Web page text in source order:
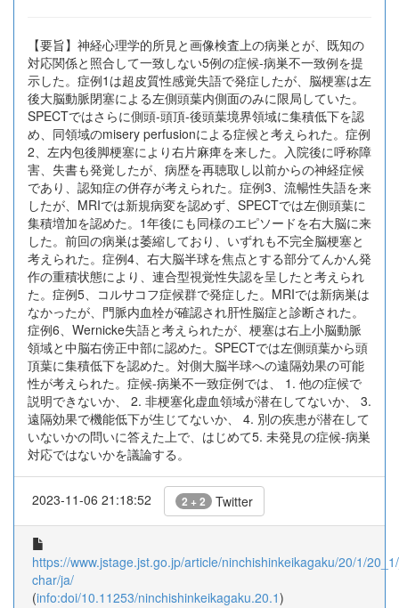
【要旨】神経心理学的所見と画像検査上の病巣とが、既知の
対応関係と照合して一致しない5例の症候-病巣不一致例を提
示した。症例1は超皮質性感覚失語で発症したが、脳梗塞は左
後大脳動脈閉塞による左側頭葉内側面のみに限局していた。
SPECTではさらに側頭-頭頂-後頭葉境界領域に集積低下を認
め、同領域のmisery perfusionによる症候と考えられた。症例
2、左内包後脚梗塞により右片麻痺を来した。入院後に呼称障
害、失書も発覚したが、病歴を再聴取し以前からの神経症候
であり、認知症の併存が考えられた。症例3、流暢性失語を来
したが、MRIでは新規病変を認めず、SPECTでは左側頭葉に
集積増加を認めた。1年後にも同様のエピソードを右大脳に来
した。前回の病巣は萎縮しており、いずれも不完全脳梗塞と
考えられた。症例4、右大脳半球を焦点とする部分てんかん発
作の重積状態により、連合型視覚性失認を呈したと考えられ
た。症例5、コルサコフ症候群で発症した。MRIでは新病巣は
なかったが、門脈内血栓が確認され肝性脳症と診断された。
症例6、Wernicke失語と考えられたが、梗塞は右上小脳動脈
領域と中脳右傍正中部に認めた。SPECTでは左側頭葉から頭
頂葉に集積低下を認めた。対側大脳半球への遠隔効果の可能
性が考えられた。症候-病巣不一致症例では、 1. 他の症候で
説明できないか、 2. 非梗塞化虚血領域が潜在してないか、 3.
遠隔効果で機能低下が生じてないか、 4. 別の疾患が潜在して
いないかの問いに答えた上で、はじめて5. 未発見の症候-病巣
対応ではないかを議論する。
2023-11-06 21:18:52 2 + 2 Twitter
https://www.jstage.jst.go.jp/article/ninchishinkeikagaku/20/1/
char/ja/
(info:doi/10.11253/ninchishinkeikagaku.20.1)